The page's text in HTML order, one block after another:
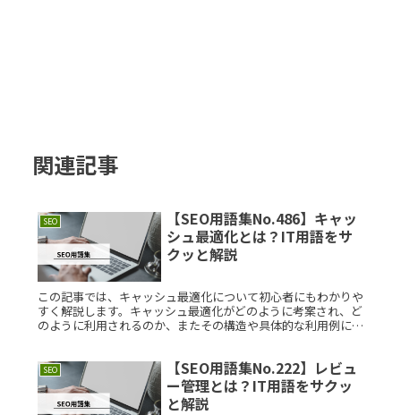
関連記事
SEO
【SEO用語集No.486】キャッ
シュ最適化とは？IT用語をサ
クッと解説
この記事では、キャッシュ最適化について初心者にもわかりや
すく解説します。キャッシュ最適化がどのように考案され、ど
のように利用されるのか、またその構造や具体的な利用例につ
SEO
【SEO用語集No.222】レビュ
ー管理とは？IT用語をサクッ
と解説